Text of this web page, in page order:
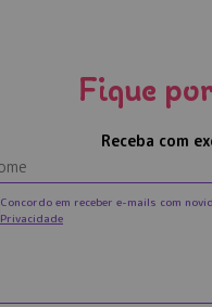
Fique
Receba com
Concordo em receber e-mails com
Privacidade